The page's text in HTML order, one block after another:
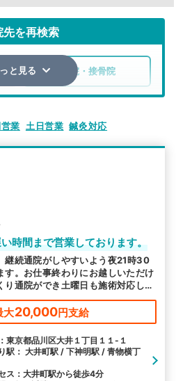
先を再検索
整骨院・接骨院
索する
院名から探す
と見る
業 土日営業 鍼灸対応
時間まで営業しております。
継続通院がしやすいよう夜21時30
す。お仕事終わりにお越しいただけ
通院ができ土曜日も施術対応して
大20,000円支給
東京都品川区大井１丁目１１-１
駅： 大井町駅 / 下神明駅 / 青物横丁
ス：大井町駅から徒歩4分